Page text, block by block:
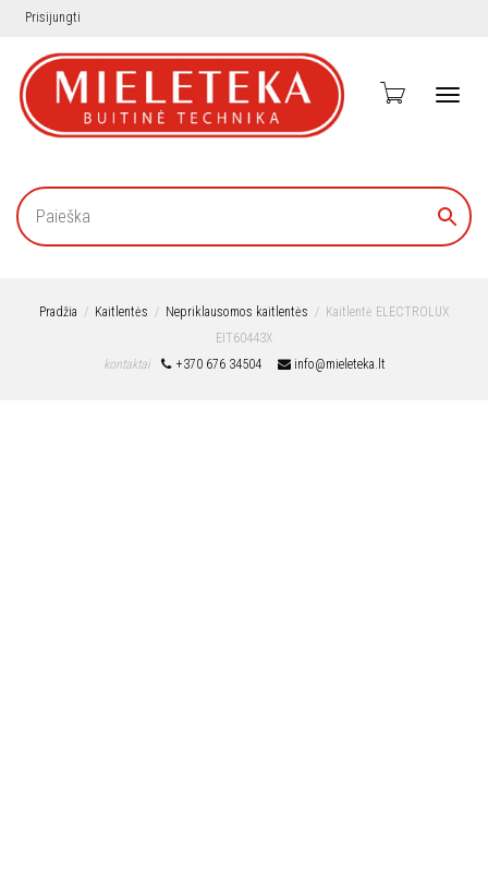
Prisijungti
Pradžia Kaitlentės Nepriklausomos kaitlentės
Kaitlentė ELECTROLUX
EIT60443X
kontaktai
+370 676 34504 info@mieleteka.lt